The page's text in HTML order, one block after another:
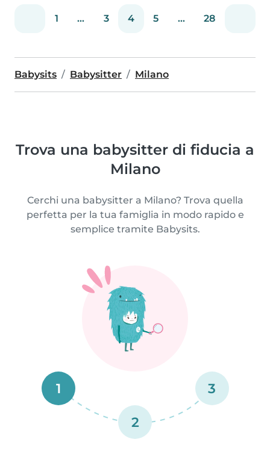
1 ... 3 4 5 ... 28
Babysits Babysitter Milano
Trova una babysitter di fiducia a
Milano
Cerchi una babysitter a Milano? Trova quella
perfetta per la tua famiglia in modo rapido e
semplice tramite Babysits.
1
2
3